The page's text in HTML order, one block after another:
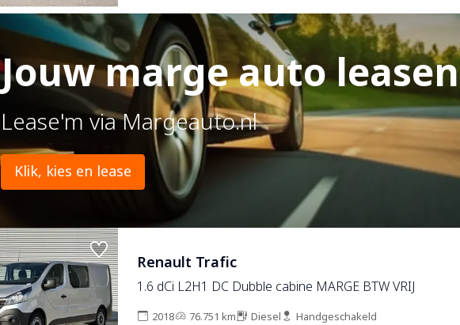
Jouw marge auto leasen
Lease'm via Margeauto.nl
Klik, kies en lease
Renault Trafic
1.6 dCi L2H1 DC Dubble cabine MARGE BTW VRIJ
2018 76.751 km Diesel Handgeschakeld